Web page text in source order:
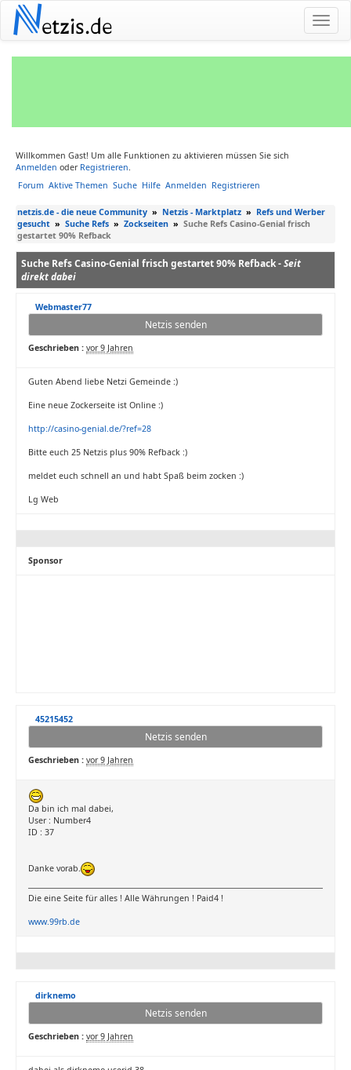
Netzis.de
Willkommen Gast! Um alle Funktionen zu aktivieren müssen Sie sich
Anmelden oder Registrieren.
Forum Aktive Themen Suche Hilfe Anmelden Registrieren
netzis.de - die neue Community » Netzis - Marktplatz » Refs und Werber
gesucht » Suche Refs » Zockseiten » Suche Refs Casino-Genial frisch
gestartet 90% Refback
Suche Refs Casino-Genial frisch gestartet 90% Refback -Seit
direkt dabei
Webmaster77
Netzis senden
Geschrieben : vor 9 Jahren
Guten Abend liebe Netzi Gemeinde :)
Eine neue Zockerseite ist Online :)
http://casino-genial.de/?ref=28
Bitte euch 25 Netzis plus 90% Refback :)
meldet euch schnell an und habt Spaß beim zocken :)
Lg Web
Sponsor
45215452
Netzis senden
Geschrieben : vor 9 Jahren
Da bin ich mal dabei,
User : Number4
ID : 37
Danke vorab.
Die eine Seite für alles ! Alle Währungen ! Paid4 !
www.99rb.de
dirknemo
Netzis senden
Geschrieben : vor 9 Jahren